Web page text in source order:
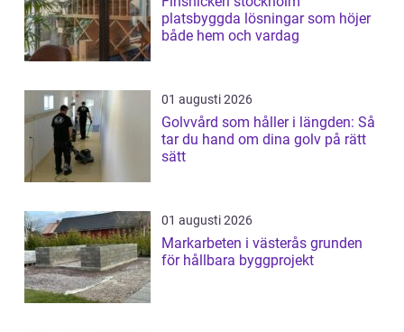
platsbyggda lösningar som höjer
både hem och vardag
01 augusti 2026
Golvvård som håller i längden: Så
tar du hand om dina golv på rätt
sätt
01 augusti 2026
Markarbeten i västerås grunden
för hållbara byggprojekt